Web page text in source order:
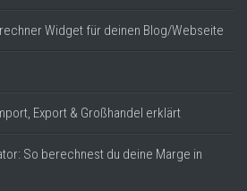
Widget für deinen Blog/Webseite
Export & Großhandel erklärt
So berechnest du deine Marge in